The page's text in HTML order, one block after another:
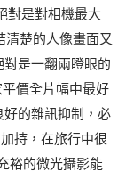
對是對相機最大
清楚的人像畫面又
是一翻兩瞪眼的
價全片幅中最好
的雜訊抑制，必
持，在旅行中很
裕的微光攝影能